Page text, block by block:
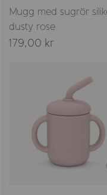
Mugg med sugrör
dusty rose
179,00 kr